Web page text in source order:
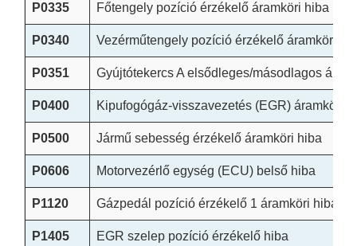
P0335 Főtengely pozíció érzékelő áramköri hiba
P0340 Vezérműtengely pozíció érzékelő áramköri
P0351 Gyújtótekercs A elsődleges/másodlagos
P0400 Kipufogógáz-visszavezetés (EGR) áramkör
P0500 Jármű sebesség érzékelő áramköri hiba
P0606 Motorvezérlő egység (ECU) belső hiba
P1120 Gázpedál pozíció érzékelő 1 áramköri hiba
P1405 EGR szelep pozíció érzékelő hiba